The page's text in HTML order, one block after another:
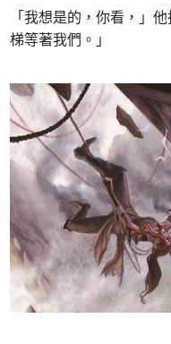
「我想是的，你看，」
梯等著我們。」